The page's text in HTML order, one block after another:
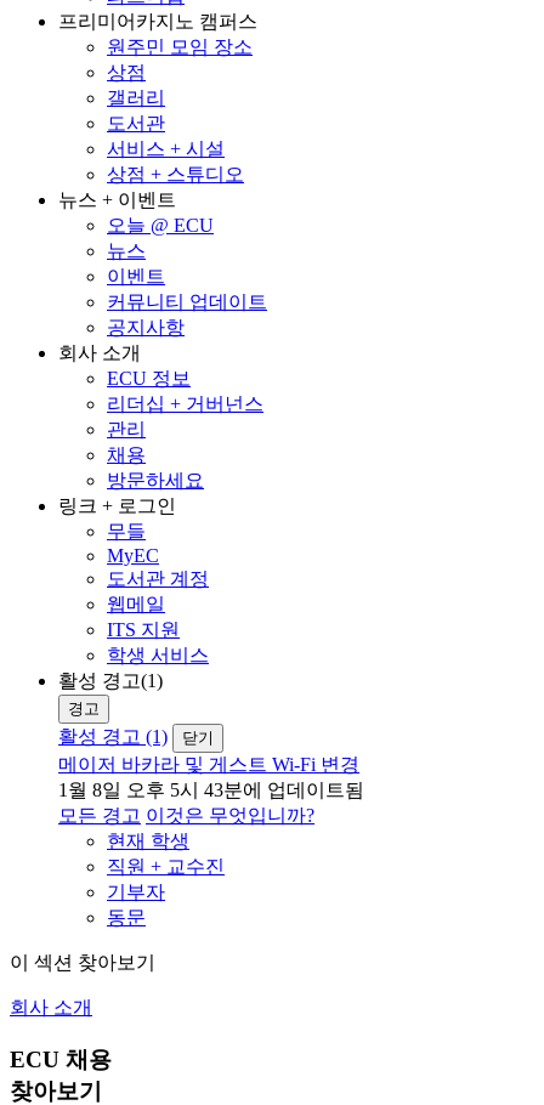
프리미어카지노 캠퍼스
원주민 모임 장소
상점
갤러리
도서관
서비스 + 시설
상점 + 스튜디오
뉴스 + 이벤트
오늘 @ ECU
뉴스
이벤트
커뮤니티 업데이트
공지사항
회사 소개
ECU 정보
리더십 + 거버넌스
관리
채용
방문하세요
링크 + 로그인
무들
MyEC
도서관 계정
웹메일
ITS 지원
학생 서비스
활성 경고(1)
경고
활성 경고 (1) 닫기
메이저 바카라 및 게스트 Wi-Fi 변경
1월 8일 오후 5시 43분에 업데이트됨
모든 경고 이것은 무엇입니까?
현재 학생
직원 + 교수진
기부자
동문
이 섹션 찾아보기
회사 소개
ECU 채용
찾아보기